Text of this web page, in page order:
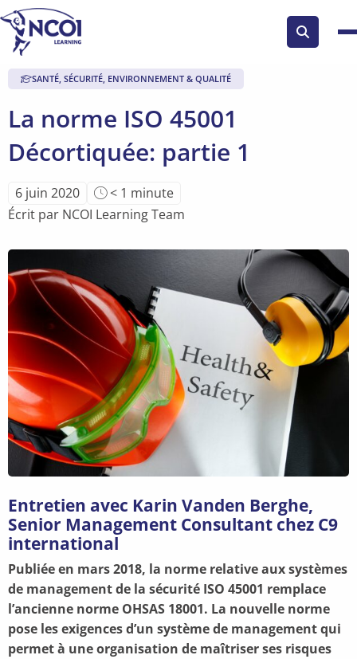
Search
button
La norme ISO 45001
Décortiquée: partie 1
SANTÉ, SÉCURITÉ, ENVIRONNEMENT & QUALITÉ
6 juin 2020
Temps
de
de
< 1 minute
Écrit par NCOI Learning Team
Entretien avec Karin Vanden Berghe,
Senior Management Consultant chez C9
international
Publiée en mars 2018, la norme relative aux systèmes
de management de la sécurité ISO 45001 remplace
l’ancienne norme OHSAS 18001. La nouvelle norme
pose les exigences d’un système de management qui
permet à une organisation de maîtriser ses risques